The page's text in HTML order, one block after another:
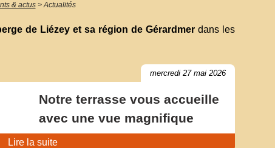
& actus >Actualités
de Liézey et sa région de Gérardmer dans les
mercredi 27 mai 2026
Notre terrasse vous accueille
avec une vue magnifique
Lire la suite